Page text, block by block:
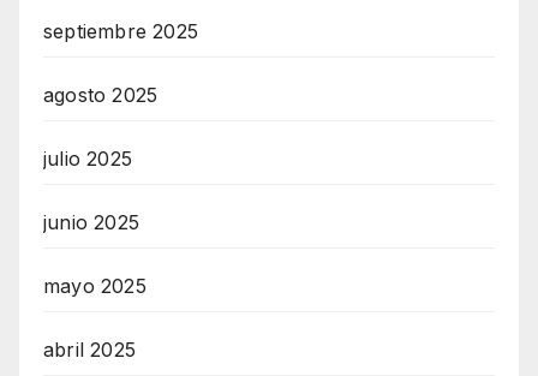
septiembre 2025
agosto 2025
julio 2025
junio 2025
mayo 2025
abril 2025